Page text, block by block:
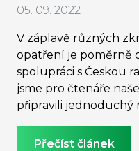
05. 09. 2022
V záplavě různých
opatření je poměrně
spolupráci s Českou
jsme pro čtenáře
připravili jednoduchý
legislativou.
Přečíst článek